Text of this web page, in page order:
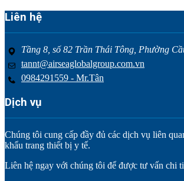
Liên hệ
Tầng 8, số 82 Trần Thái Tông, Phường
tannt@airseaglobalgroup.com.vn
0984291559 - Mr.Tân
Dịch vụ
Chúng tôi cung cấp đầy đủ các dịch vụ liên
khẩu trang thiết bị y tế.
Liên hệ ngay với chúng tôi để được tư vấn chi